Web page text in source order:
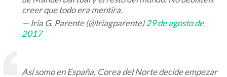
creer que todo era mentira.
— Iria G. Parente (@Iriagparente)29 de agosto de
2017
Así somo en España, Corea del Norte decide empezar